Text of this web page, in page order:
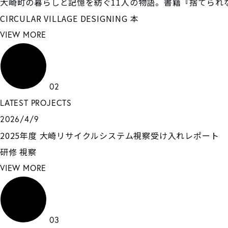
CIRCULAR VILLAGE DESIGNING 本
VIEW MORE
02
LATEST PROJECTS
2026/4/9
2025年度 大崎リサイクルシステム視察受け入れレポート
研修 視察
VIEW MORE
03